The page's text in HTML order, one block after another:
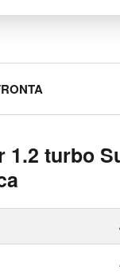
1.2 turbo